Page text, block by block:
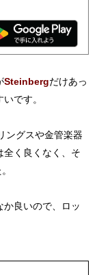
Steinbergだけあっ
です。
ングスや金管楽器
全く良くなく、そ
良いので、ロッ